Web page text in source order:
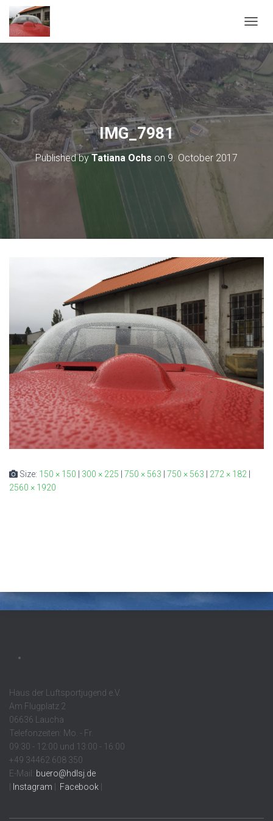
O
G
L
E
N
A
IMG_7981
Published byTatiana Ochs on 9. October 2017
Size: 150 × 150 | 300 × 225 | 750 × 563 | 750 × 563 | 272 × 182 |
2560 × 1920
Haus der Luftsportjugend e.V.
Am Flugplatz 2
06636 Laucha
Telefonzeiten: Mo. - Fr.
09:30 - 12:00 und 13:00 - 16:00
+49 34462 608 350
E-Mail: buero@hdlsj.de
Instagram Facebook